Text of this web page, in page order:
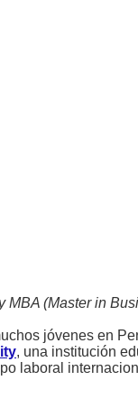
(Master in
jóvenes en
, una institución
laboral